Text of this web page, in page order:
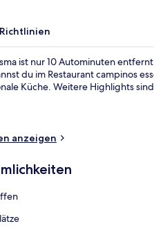
Richtlinien
ist nur 10 Autominuten
du im Restaurant campinos
Küche. Weitere Highlights
anzeigen